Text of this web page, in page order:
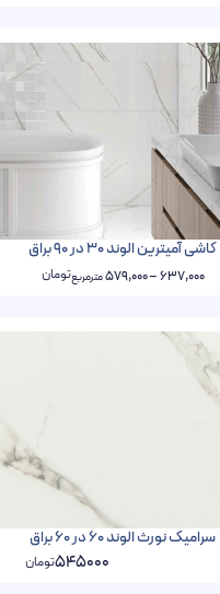
کاشی آمیترین الوند 30 در 90 براق
637,000
–
579,000مترمربعتومان
سرامیک نورث الوند 60 در 60 براق
545000تومان